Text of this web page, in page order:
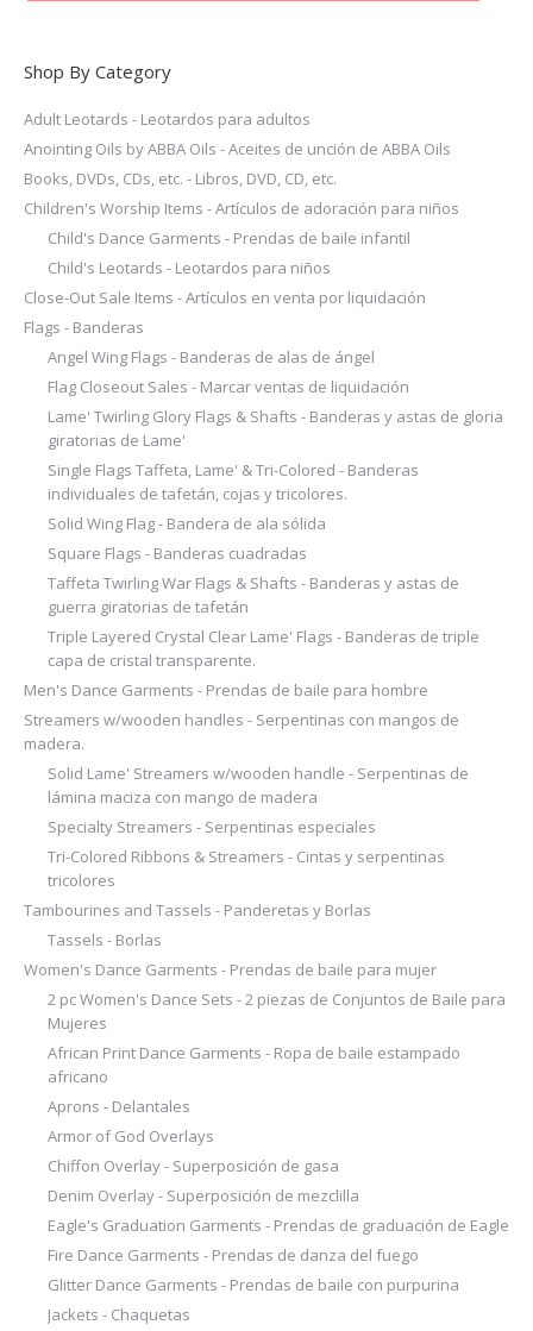
Shop By Category
Adult Leotards - Leotardos para adultos
Anointing Oils by ABBA Oils - Aceites de unción de ABBA Oils
Books, DVDs, CDs, etc. - Libros, DVD, CD, etc.
Children's Worship Items - Artículos de adoración para niños
Child's Dance Garments - Prendas de baile infantil
Child's Leotards - Leotardos para niños
Close-Out Sale Items - Artículos en venta por liquidación
Flags - Banderas
Angel Wing Flags - Banderas de alas de ángel
Flag Closeout Sales - Marcar ventas de liquidación
Lame' Twirling Glory Flags & Shafts - Banderas y astas de gloria
giratorias de Lame'
Single Flags Taffeta, Lame' & Tri-Colored - Banderas
individuales de tafetán, cojas y tricolores.
Solid Wing Flag - Bandera de ala sólida
Square Flags - Banderas cuadradas
Taffeta Twirling War Flags & Shafts - Banderas y astas de
guerra giratorias de tafetán
Triple Layered Crystal Clear Lame' Flags - Banderas de triple
capa de cristal transparente.
Men's Dance Garments - Prendas de baile para hombre
Streamers w/wooden handles - Serpentinas con mangos de
madera.
Solid Lame' Streamers w/wooden handle - Serpentinas de
lámina maciza con mango de madera
Specialty Streamers - Serpentinas especiales
Tri-Colored Ribbons & Streamers - Cintas y serpentinas
tricolores
Tambourines and Tassels - Panderetas y Borlas
Tassels - Borlas
Women's Dance Garments - Prendas de baile para mujer
2 pc Women's Dance Sets - 2 piezas de Conjuntos de Baile para
Mujeres
African Print Dance Garments - Ropa de baile estampado
africano
Aprons - Delantales
Armor of God Overlays
Chiffon Overlay - Superposición de gasa
Denim Overlay - Superposición de mezclilla
Eagle's Graduation Garments - Prendas de graduación de Eagle
Fire Dance Garments - Prendas de danza del fuego
Glitter Dance Garments - Prendas de baile con purpurina
Jackets - Chaquetas